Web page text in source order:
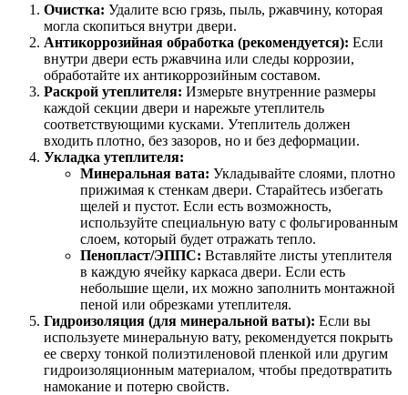
Очистка: Удалите всю грязь, пыль, ржавчину, которая
могла скопиться внутри двери.
Антикоррозийная обработка (рекомендуется): Если
внутри двери есть ржавчина или следы коррозии,
обработайте их антикоррозийным составом.
Раскрой утеплителя: Измерьте внутренние размеры
каждой секции двери и нарежьте утеплитель
соответствующими кусками. Утеплитель должен
входить плотно, без зазоров, но и без деформации.
Укладка утеплителя:
Минеральная вата: Укладывайте слоями, плотно
прижимая к стенкам двери. Старайтесь избегать
щелей и пустот. Если есть возможность,
используйте специальную вату с фольгированным
слоем, который будет отражать тепло.
Пенопласт/ЭППС: Вставляйте листы утеплителя
в каждую ячейку каркаса двери. Если есть
небольшие щели, их можно заполнить монтажной
пеной или обрезками утеплителя.
Гидроизоляция (для минеральной ваты): Если вы
используете минеральную вату, рекомендуется покрыть
ее сверху тонкой полиэтиленовой пленкой или другим
гидроизоляционным материалом, чтобы предотвратить
намокание и потерю свойств.